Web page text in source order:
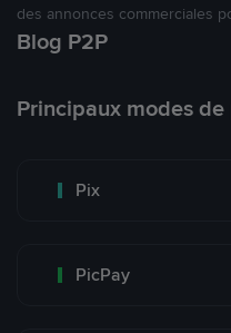
des annonces commerciales
Blog P2P
Principaux modes
Pix
PicPay